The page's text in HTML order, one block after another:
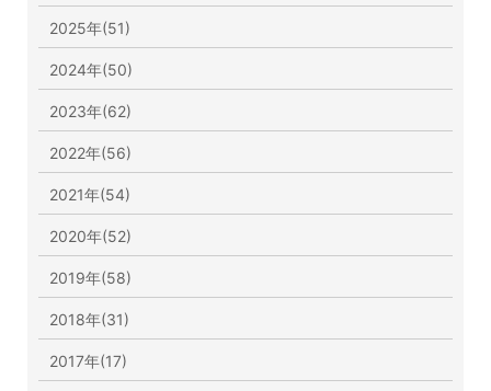
2025年(51)
2024年(50)
2023年(62)
2022年(56)
2021年(54)
2020年(52)
2019年(58)
2018年(31)
2017年(17)